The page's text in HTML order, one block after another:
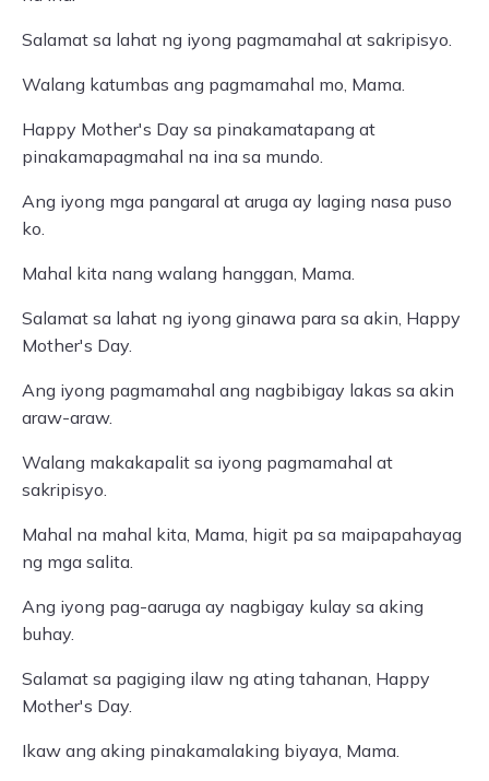
Salamat sa lahat ng iyong pagmamahal at sakripisyo.
Walang katumbas ang pagmamahal mo, Mama.
Happy Mother's Day sa pinakamatapang at
pinakamapagmahal na ina sa mundo.
Ang iyong mga pangaral at aruga ay laging nasa puso
ko.
Mahal kita nang walang hanggan, Mama.
Salamat sa lahat ng iyong ginawa para sa akin, Happy
Mother's Day.
Ang iyong pagmamahal ang nagbibigay lakas sa akin
araw-araw.
Walang makakapalit sa iyong pagmamahal at
sakripisyo.
Mahal na mahal kita, Mama, higit pa sa maipapahayag
ng mga salita.
Ang iyong pag-aaruga ay nagbigay kulay sa aking
buhay.
Salamat sa pagiging ilaw ng ating tahanan, Happy
Mother's Day.
Ikaw ang aking pinakamalaking biyaya, Mama.